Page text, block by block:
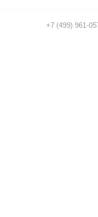
+7 (499) 961-